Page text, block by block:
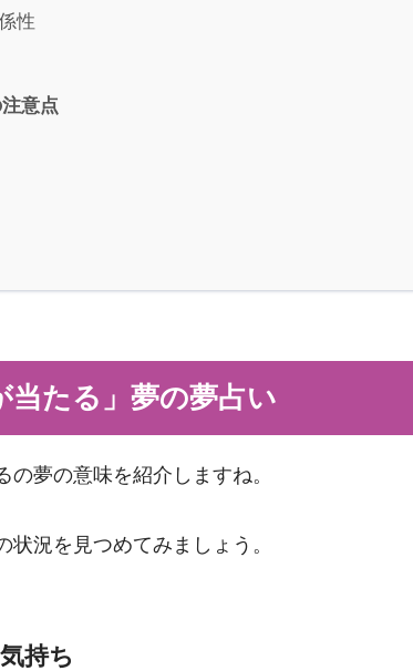
性
意点
当たる」夢の夢占い
夢の意味を紹介しますね。
況を見つめてみましょう。
持ち